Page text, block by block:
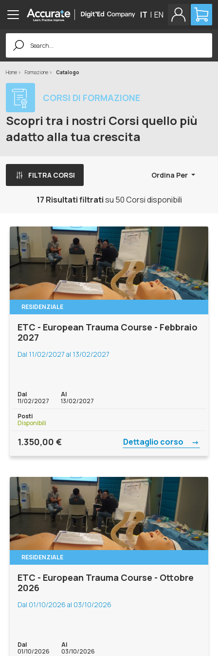
IT | EN
Search
for:
Home Formazione Catalogo
CORSI DI FORMAZIONE
Scopri tra i nostri Corsi quello più
adatto alla tua crescita
FILTRA CORSI Ordina Per
17 Risultati filtratisu 50 Corsi disponibili
RESIDENZIALE
ETC - European Trauma Course - Febbraio
2027
Dal 11/02/2027 al 13/02/2027
Dal
11/02/2027
Al
13/02/2027
Posti
Disponibili
1.350,00 € Dettaglio corso
RESIDENZIALE
ETC - European Trauma Course - Ottobre
2026
Dal 01/10/2026 al 03/10/2026
Dal
01/10/2026
Al
03/10/2026